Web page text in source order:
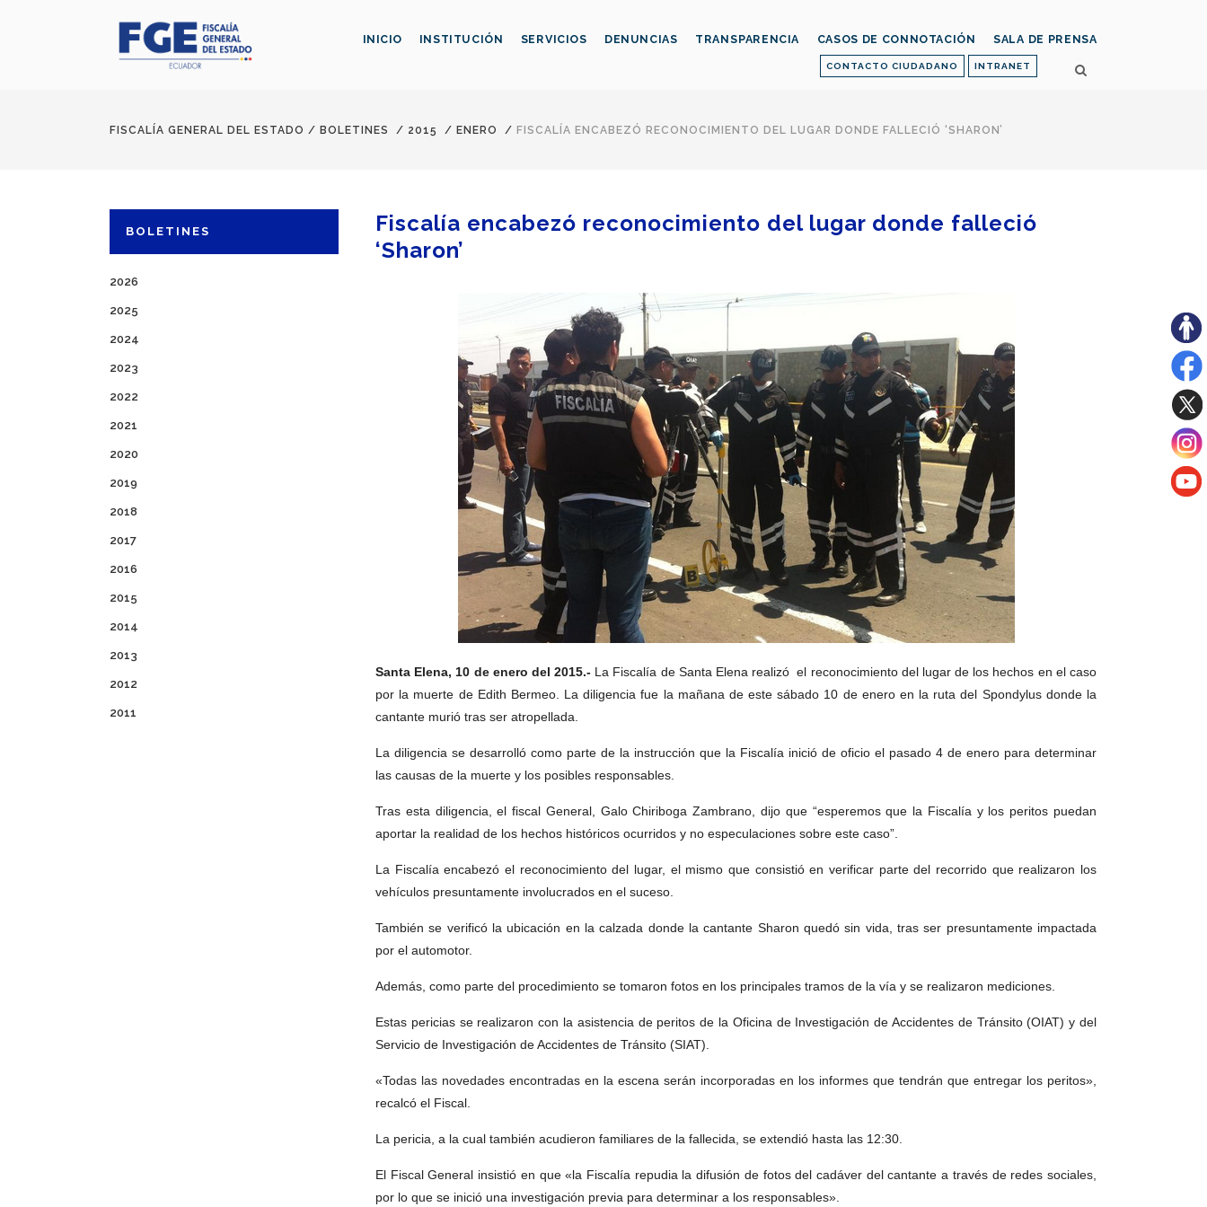
CONTACTO CIUDADANO INTRANET
INICIO INSTITUCIÓN SERVICIOS DENUNCIAS TRANSPARENCIA CASOS DE CONNOTACIÓN SALA DE PRENSA
FISCALÍA GENERAL DEL ESTADO / BOLETINES / 2015 / ENERO / FISCALÍA ENCABEZÓ RECONOCIMIENTO DEL LUGAR DONDE FALLECIÓ ‘SHARON’
BOLETINES
2026
2025
2024
2023
2022
2021
2020
2019
2018
2017
2016
2015
2014
2013
2012
2011
Fiscalía encabezó reconocimiento del lugar donde falleció
‘Sharon’
Santa Elena, 10 de enero del 2015.- La Fiscalía de Santa Elena realizó el reconocimiento del lugar de los hechos en el caso
por la muerte de Edith Bermeo. La diligencia fue la mañana de este sábado 10 de enero en la ruta del Spondylus donde la
cantante murió tras ser atropellada.
La diligencia se desarrolló como parte de la instrucción que la Fiscalía inició de oficio el pasado 4 de enero para determinar
las causas de la muerte y los posibles responsables.
Tras esta diligencia, el fiscal General, Galo Chiriboga Zambrano, dijo que “esperemos que la Fiscalía y los peritos puedan
aportar la realidad de los hechos históricos ocurridos y no especulaciones sobre este caso”.
La Fiscalía encabezó el reconocimiento del lugar, el mismo que consistió en verificar parte del recorrido que realizaron los
vehículos presuntamente involucrados en el suceso.
También se verificó la ubicación en la calzada donde la cantante Sharon quedó sin vida, tras ser presuntamente impactada
por el automotor.
Además, como parte del procedimiento se tomaron fotos en los principales tramos de la vía y se realizaron mediciones.
Estas pericias se realizaron con la asistencia de peritos de la Oficina de Investigación de Accidentes de Tránsito (OIAT) y del
Servicio de Investigación de Accidentes de Tránsito (SIAT).
«Todas las novedades encontradas en la escena serán incorporadas en los informes que tendrán que entregar los peritos»,
recalcó el Fiscal.
La pericia, a la cual también acudieron familiares de la fallecida, se extendió hasta las 12:30.
El Fiscal General insistió en que «la Fiscalía repudia la difusión de fotos del cadáver del cantante a través de redes sociales,
por lo que se inició una investigación previa para determinar a los responsables».